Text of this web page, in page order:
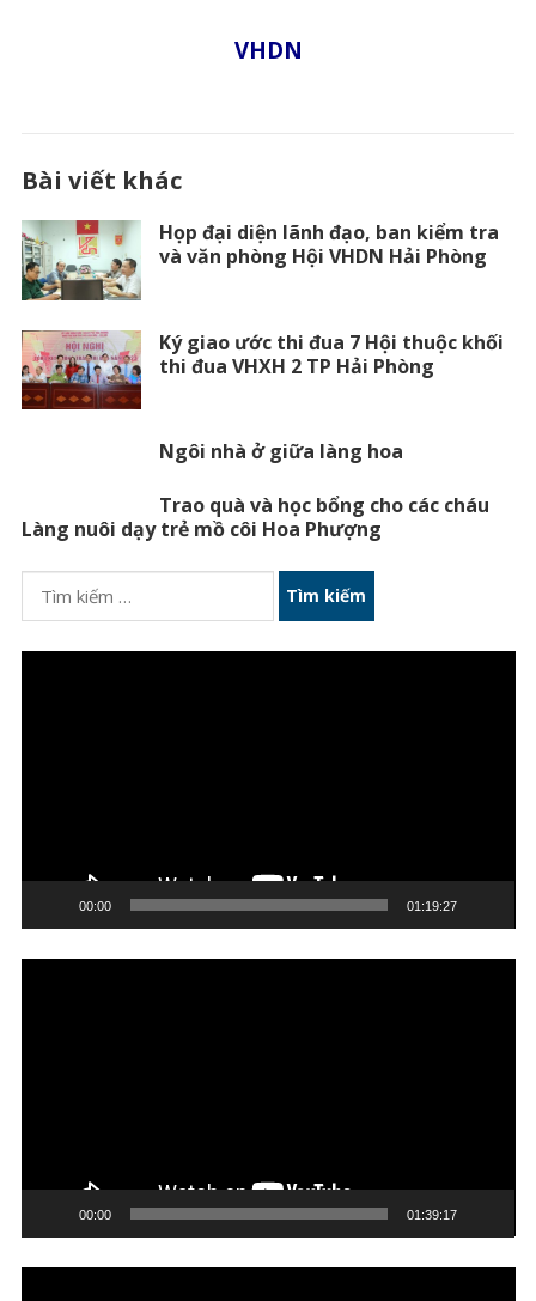
VHDN
Bài viết khác
Họp đại diện lãnh đạo, ban kiểm tra
và văn phòng Hội VHDN Hải Phòng
Ký giao ước thi đua 7 Hội thuộc khối
thi đua VHXH 2 TP Hải Phòng
Ngôi nhà ở giữa làng hoa
Trao quà và học bổng cho các cháu
Làng nuôi dạy trẻ mồ côi Hoa Phượng
Tìm
kiếm
cho:
00:00 01:19:27
00:00 01:39:17